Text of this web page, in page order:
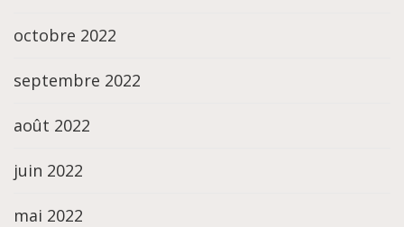
octobre 2022
septembre 2022
août 2022
juin 2022
mai 2022